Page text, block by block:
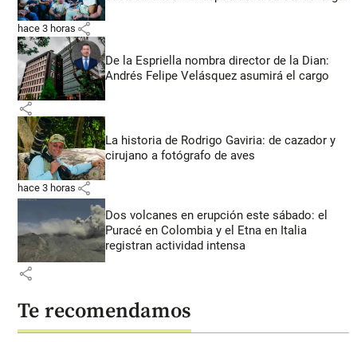
hace 3 horas share
De la Espriella nombra director de la Dian:
Andrés Felipe Velásquez asumirá el cargo
share
La historia de Rodrigo Gaviria: de cazador y
cirujano a fotógrafo de aves
hace 3 horas share
Dos volcanes en erupción este sábado: el
Puracé en Colombia y el Etna en Italia
registran actividad intensa
share
Te recomendamos